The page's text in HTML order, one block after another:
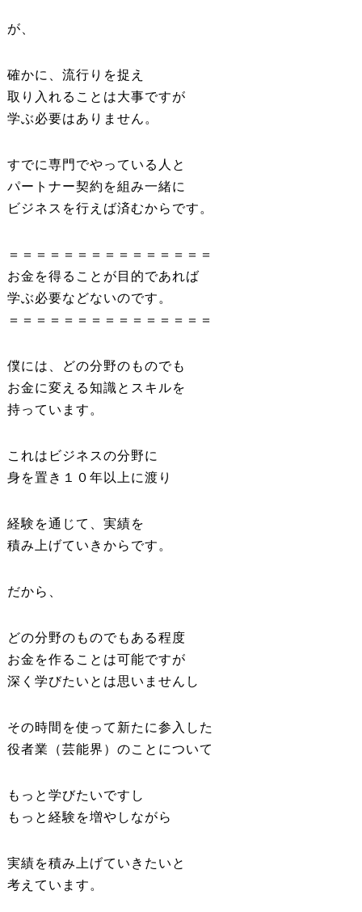
が、
確かに、流行りを捉え
取り入れることは大事ですが
学ぶ必要はありません。
すでに専門でやっている人と
パートナー契約を組み一緒に
ビジネスを行えば済むからです。
＝＝＝＝＝＝＝＝＝＝＝＝＝＝＝
お金を得ることが目的であれば
学ぶ必要などないのです。
＝＝＝＝＝＝＝＝＝＝＝＝＝＝＝
僕には、どの分野のものでも
お金に変える知識とスキルを
持っています。
これはビジネスの分野に
身を置き１０年以上に渡り
経験を通じて、実績を
積み上げていきからです。
だから、
どの分野のものでもある程度
お金を作ることは可能ですが
深く学びたいとは思いませんし
その時間を使って新たに参入した
役者業（芸能界）のことについて
もっと学びたいですし
もっと経験を増やしながら
実績を積み上げていきたいと
考えています。